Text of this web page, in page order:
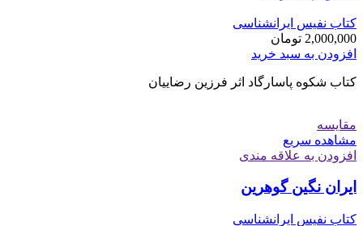
کتاب نفیس ایرانشناسی
2,000,000 تومان
افزودن به سبد خرید
کتاب شکوه پاسارگاد اثر فرزین رضاییان
مقایسه
مشاهده سریع
افزودن به علاقه مندی
ایران نگین گوهرین
کتاب نفیس ایرانشناسی